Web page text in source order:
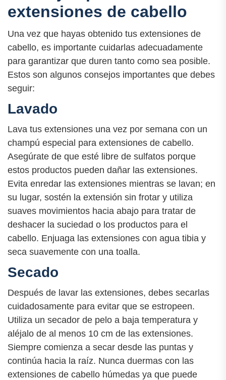
extensiones de cabello
Una vez que hayas obtenido tus extensiones de
cabello, es importante cuidarlas adecuadamente
para garantizar que duren tanto como sea posible.
Estos son algunos consejos importantes que debes
seguir:
Lavado
Lava tus extensiones una vez por semana con un
champú especial para extensiones de cabello.
Asegúrate de que esté libre de sulfatos porque
estos productos pueden dañar las extensiones.
Evita enredar las extensiones mientras se lavan; en
su lugar, sostén la extensión sin frotar y utiliza
suaves movimientos hacia abajo para tratar de
deshacer la suciedad o los productos para el
cabello. Enjuaga las extensiones con agua tibia y
seca suavemente con una toalla.
Secado
Después de lavar las extensiones, debes secarlas
cuidadosamente para evitar que se estropeen.
Utiliza un secador de pelo a baja temperatura y
aléjalo de al menos 10 cm de las extensiones.
Siempre comienza a secar desde las puntas y
continúa hacia la raíz. Nunca duermas con las
extensiones de cabello húmedas ya que puede